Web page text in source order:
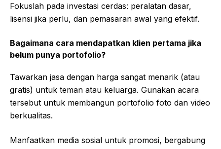
Fokuslah pada investasi cerdas: peralatan dasar,
lisensi jika perlu, dan pemasaran awal yang efektif.
Bagaimana cara mendapatkan klien pertama jika
belum punya portofolio?
Tawarkan jasa dengan harga sangat menarik (atau
gratis) untuk teman atau keluarga. Gunakan acara
tersebut untuk membangun portofolio foto dan video
berkualitas.
Manfaatkan media sosial untuk promosi, bergabung